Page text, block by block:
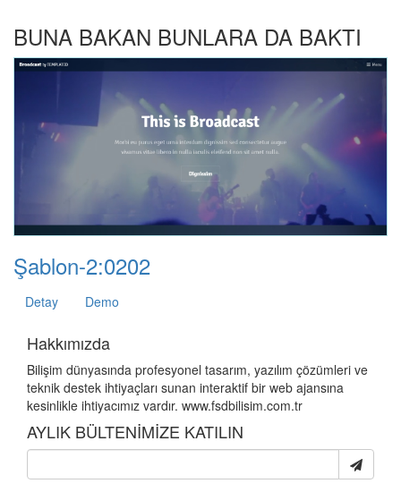
BUNA BAKAN BUNLARA DA BAKTI
Şablon-2:0202
Detay Demo
Hakkımızda
Bilişim dünyasında profesyonel tasarım, yazılım çözümleri ve
teknik destek ihtiyaçları sunan interaktif bir web ajansına
kesinlikle ihtiyacımız vardır. www.fsdbilisim.com.tr
AYLIK BÜLTENİMİZE KATILIN